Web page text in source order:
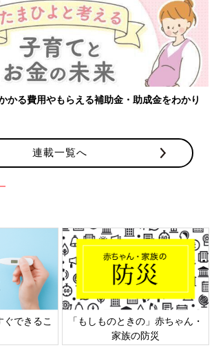
ものも】妊婦の感染症対策、知っておいて！
連載一覧へ
リーフレッ
六星占術 細木かおりさんの人生
相談